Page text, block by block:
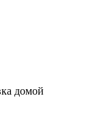
домой